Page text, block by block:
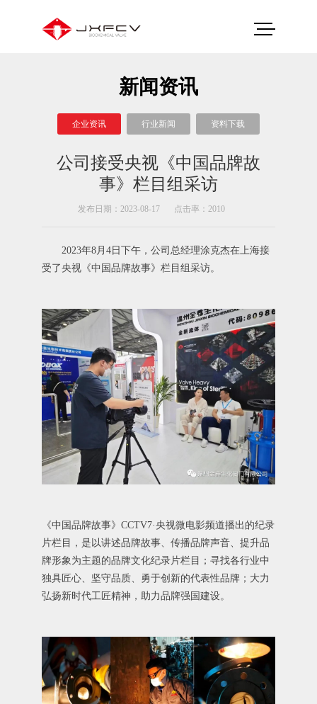
新闻资讯
企业资讯 行业新闻 资料下载
公司接受央视《中国品牌故
事》栏目组采访
发布日期：2023-08-17 点击率：2010
2023年8月4日下午，公司总经理涂克杰在上海接
受了央视《中国品牌故事》栏目组采访。
《中国品牌故事》CCTV7·央视微电影频道播出的纪录
片栏目，是以讲述品牌故事、传播品牌声音、提升品
牌形象为主题的品牌文化纪录片栏目；寻找各行业中
独具匠心、坚守品质、勇于创新的代表性品牌；大力
弘扬新时代工匠精神，助力品牌强国建设。